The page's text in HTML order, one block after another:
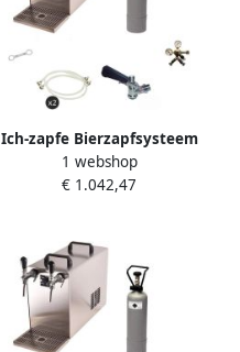
Ich-zapfe Bierzapfsysteem
Compleetset STREAM 50 2-
weg Doorstroomkoeler tot
1 webshop
€ 1.042,47